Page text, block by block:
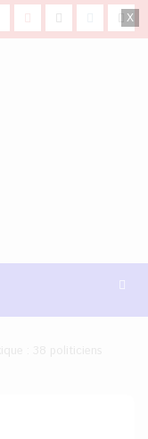
facebookYoutube
X